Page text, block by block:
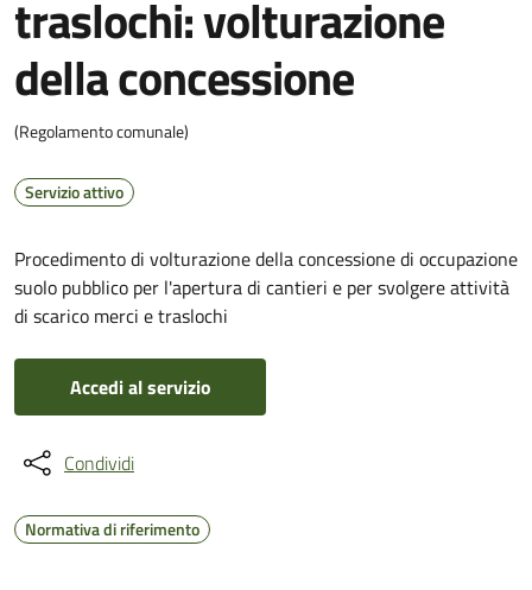
traslochi: volturazione
della concessione
(Regolamento comunale)
Servizio attivo
Procedimento di volturazione della concessione di occupazione
suolo pubblico per l'apertura di cantieri e per svolgere attività
di scarico merci e traslochi
Accedi al servizio
Condividi
Normativa di riferimento